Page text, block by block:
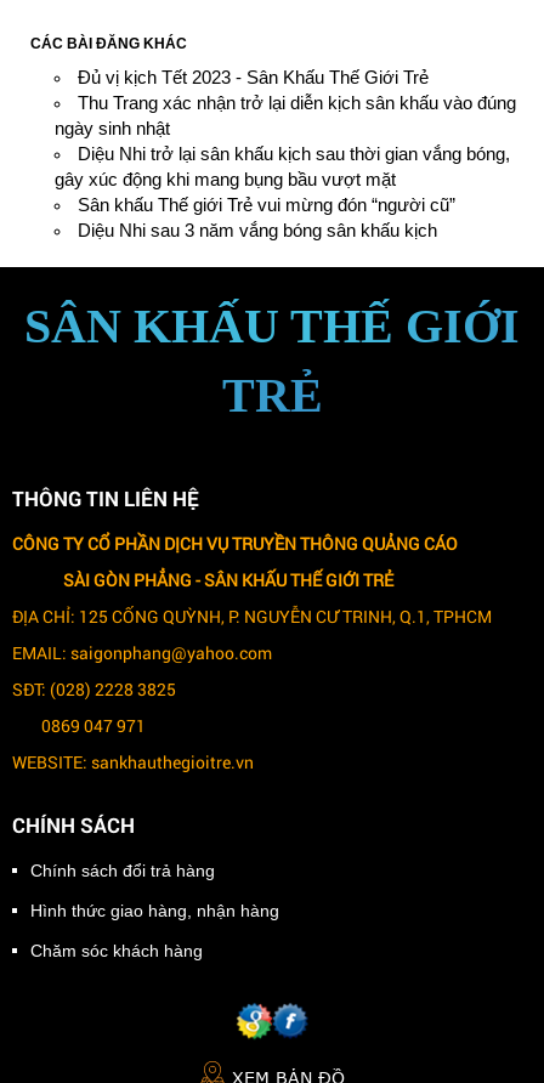
CÁC BÀI ĐĂNG KHÁC
Đủ vị kịch Tết 2023 - Sân Khấu Thế Giới Trẻ
Thu Trang xác nhận trở lại diễn kịch sân khấu vào đúng
ngày sinh nhật
Diệu Nhi trở lại sân khấu kịch sau thời gian vắng bóng,
gây xúc động khi mang bụng bầu vượt mặt
Sân khấu Thế giới Trẻ vui mừng đón “người cũ”
Diệu Nhi sau 3 năm vắng bóng sân khấu kịch
SÂN KHẤU THẾ GIỚI
TRẺ
THÔNG TIN LIÊN HỆ
CÔNG TY CỔ PHẦN DỊCH VỤ TRUYỀN THÔNG QUẢNG CÁO
SÀI GÒN PHẲNG -SÂN KHẤU THẾ GIỚI TRẺ
ĐỊA CHỈ: 125 CỐNG QUỲNH, P. NGUYỄN CƯ TRINH, Q.1, TPHCM
EMAIL: saigonphang@yahoo.com
SĐT: (028) 2228 3825
0869 047 971
WEBSITE: sankhauthegioitre.vn
CHÍNH SÁCH
Chính sách đổi trả hàng
Hình thức giao hàng, nhận hàng
Chăm sóc khách hàng
XEM BẢN ĐỒ